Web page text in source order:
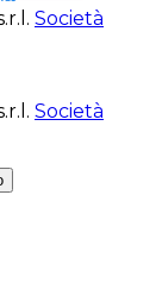
Società
Società